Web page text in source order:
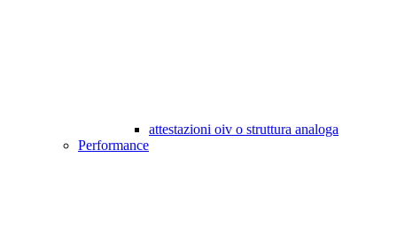
attestazioni oiv o struttura analoga
Performance